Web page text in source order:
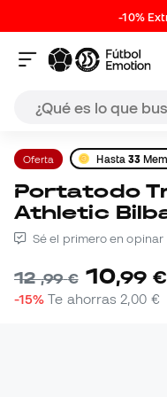
-10%
Oferta Hasta 33
Portatodo Triple - Lehoi
Athletic
Sé el primero en opinar
12,99 € 10,99 €
-15% Te ahorras 2,00 €